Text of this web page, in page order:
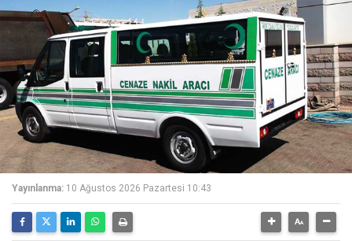
Yayınlanma: 10 Ağustos 2026 Pazartesi 10:43